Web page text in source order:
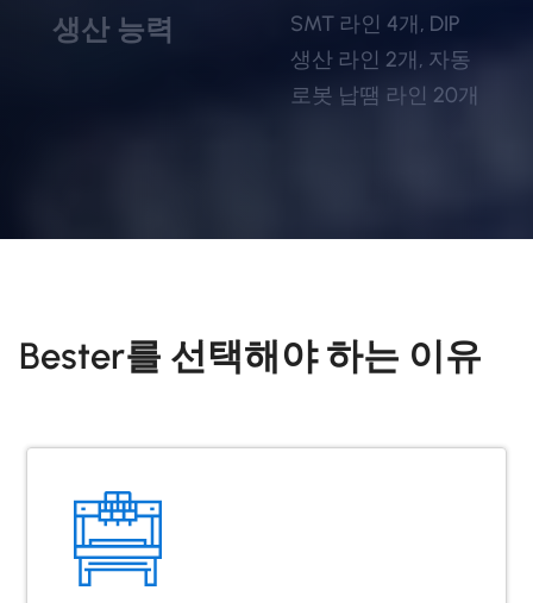
생산 능력
SMT 라인 4개, DIP
생산 라인 2개, 자동
로봇 납땜 라인 20개
Bester를 선택해야 하는 이유